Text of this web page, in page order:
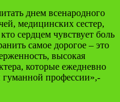
днем всенародного
медицинских сестер,
сердцем чувствует боль
самое дорогое – это
высокая
которые ежедневно
гуманной профессии»,-